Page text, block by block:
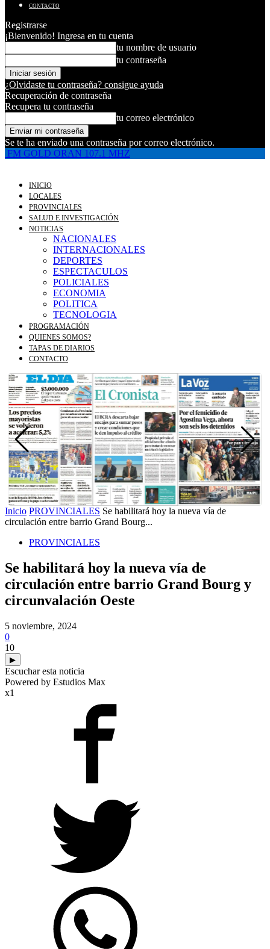
CONTACTO
Registrarse
¡Bienvenido! Ingresa en tu cuenta
tu nombre de usuario
tu contraseña
¿Olvidaste tu contraseña? consigue ayuda
Recuperación de contraseña
Recupera tu contraseña
tu correo electrónico
Se te ha enviado una contraseña por correo electrónico.
FM GOLD ORAN 107.1 MHZ
INICIO
LOCALES
PROVINCIALES
SALUD E INVESTIGACIÓN
NOTICIAS
NACIONALES
INTERNACIONALES
DEPORTES
ESPECTACULOS
POLICIALES
ECONOMIA
POLITICA
TECNOLOGIA
PROGRAMACIÓN
QUIENES SOMOS?
TAPAS DE DIARIOS
CONTACTO
Inicio PROVINCIALES Se habilitará hoy la nueva vía de
circulación entre barrio Grand Bourg...
PROVINCIALES
Se habilitará hoy la nueva vía de
circulación entre barrio Grand Bourg y
circunvalación Oeste
5 noviembre, 2024
0
10
▶
Escuchar esta noticia
Powered by Estudios Max
x1